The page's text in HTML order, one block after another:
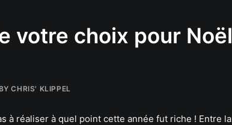
votre choix pour Noël
BYCHRIS' KLIPPEL
à réaliser à quel point cette année fut riche ! Entre la